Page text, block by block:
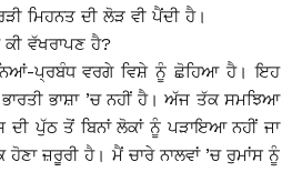
ਮਿਹਨਤ ਦੀ ਲੋੜ ਵੀ ਪੈਂਦੀ ਹੈ।
ਕੀ ਵੱਖਰਾਪਣ ਹੈ?
ਪ੍ਰਬੰਧ ਵਰਗੇ ਵਿਸ਼ੇ ਨੂੰ ਛੋਹਿਆ ਹੈ। ਇਹ
ਭਾਸ਼ਾ ’ਚ ਨਹੀਂ ਹੈ। ਅੱਜ ਤੱਕ ਸਮਝਿਆ
ਦੀ ਪੁੱਠ ਤੋਂ ਬਿਨਾਂ ਲੋਕਾਂ ਨੂੰ ਪੜਾਇਆ ਨਹੀਂ ਜਾ
ਜ਼ਰੂਰੀ ਹੈ। ਮੈਂ ਚਾਰੇ ਨਾਲਵਾਂ ’ਚ ਰੁਮਾਂਸ ਨੂੰ